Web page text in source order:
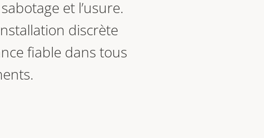
et l’usure.
discrète
fiable dans tous